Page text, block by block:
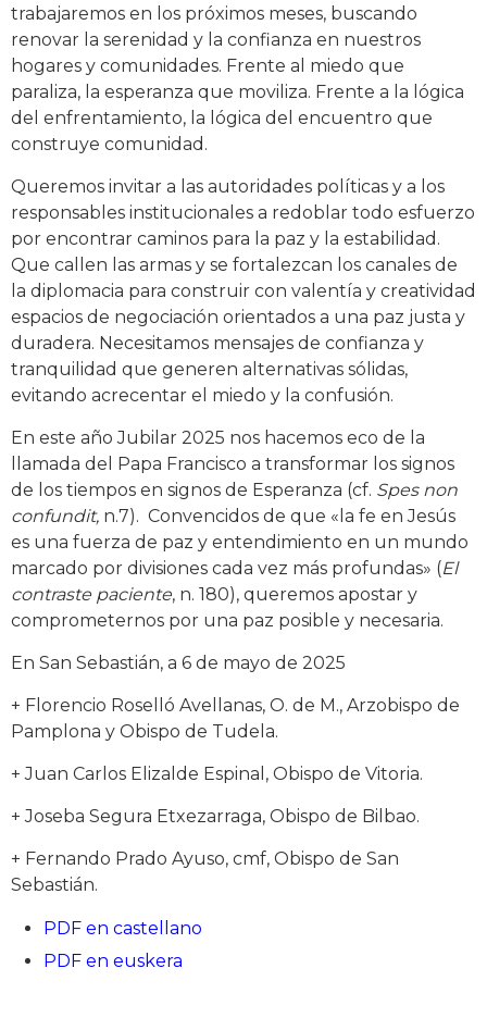
trabajaremos en los próximos meses, buscando
renovar la serenidad y la confianza en nuestros
hogares y comunidades. Frente al miedo que
paraliza, la esperanza que moviliza. Frente a la lógica
del enfrentamiento, la lógica del encuentro que
construye comunidad.
Queremos invitar a las autoridades políticas y a los
responsables institucionales a redoblar todo esfuerzo
por encontrar caminos para la paz y la estabilidad.
Que callen las armas y se fortalezcan los canales de
la diplomacia para construir con valentía y creatividad
espacios de negociación orientados a una paz justa y
duradera. Necesitamos mensajes de confianza y
tranquilidad que generen alternativas sólidas,
evitando acrecentar el miedo y la confusión.
En este año Jubilar 2025 nos hacemos eco de la
llamada del Papa Francisco a transformar los signos
de los tiempos en signos de Esperanza (cf. Spes non
confundit, n.7). Convencidos de que «la fe en Jesús
es una fuerza de paz y entendimiento en un mundo
marcado por divisiones cada vez más profundas» (El
contraste paciente, n. 180), queremos apostar y
comprometernos por una paz posible y necesaria.
En San Sebastián, a 6 de mayo de 2025
+ Florencio Roselló Avellanas, O. de M., Arzobispo de
Pamplona y Obispo de Tudela.
+ Juan Carlos Elizalde Espinal, Obispo de Vitoria.
+ Joseba Segura Etxezarraga, Obispo de Bilbao.
+ Fernando Prado Ayuso, cmf, Obispo de San
Sebastián.
PDF en castellano
PDF en euskera